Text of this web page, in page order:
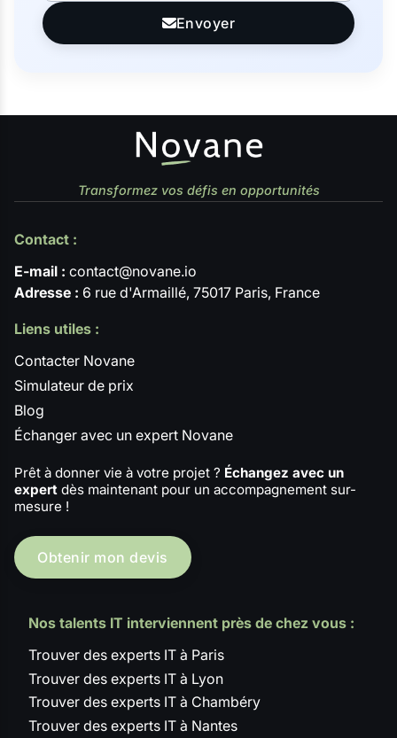
Envoyer
Transformez vos défis en opportunités
Contact :
E-mail : contact@novane.io
Adresse : 6 rue d'Armaillé, 75017 Paris, France
Liens utiles :
Contacter Novane
Simulateur de prix
Blog
Échanger avec un expert Novane
Prêt à donner vie à votre projet ? Échangez avec un
expert dès maintenant pour un accompagnement sur-
mesure !
Obtenir mon devis
Nos talents IT interviennent près de chez vous :
Trouver des experts IT à Paris
Trouver des experts IT à Lyon
Trouver des experts IT à Chambéry
Trouver des experts IT à Nantes